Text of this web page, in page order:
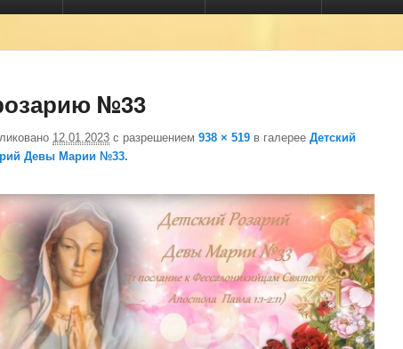
№33
12.01.2023 с разрешением 938 × 519 в галерее Детский
Девы Марии №33.